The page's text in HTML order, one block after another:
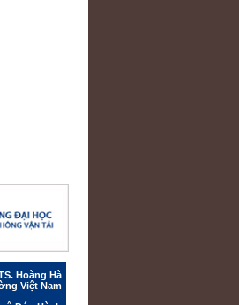
Hoàng Hà
Việt Nam